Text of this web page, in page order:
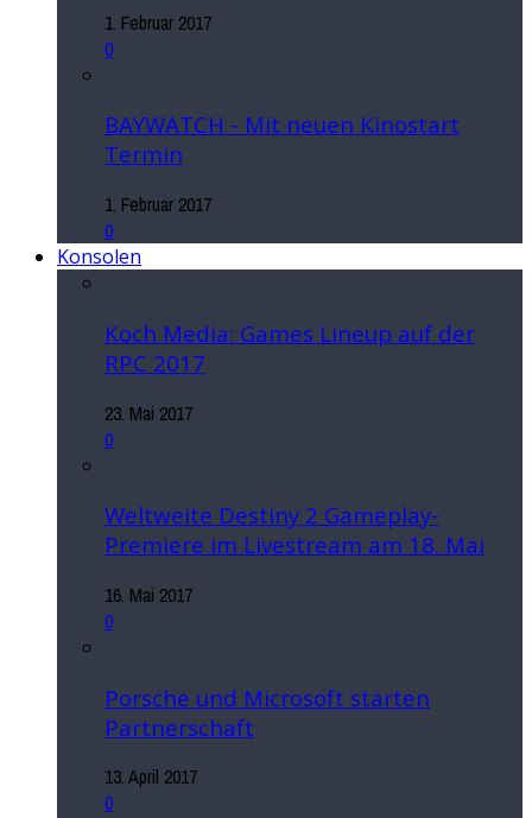
1. Februar 2017
0
BAYWATCH - Mit neuen Kinostart
Termin
1. Februar 2017
0
Konsolen
Koch Media: Games Lineup auf der
RPC 2017
23. Mai 2017
0
Weltweite Destiny 2 Gameplay-
Premiere im Livestream am 18. Mai
16. Mai 2017
0
Porsche und Microsoft starten
Partnerschaft
13. April 2017
0